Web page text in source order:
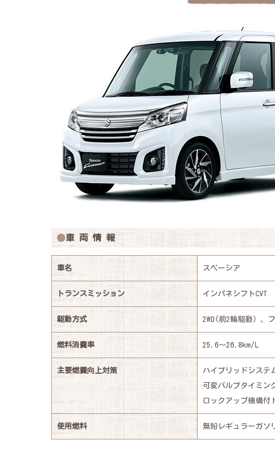
車 両 情 報
車名 スペーシア
トランスミッション インパネシフトCVT
駆動方式 2WD(前2輪駆動）、
燃料消費率 25.6～26.8km/L
主要燃費向上対策
ハイブリッドシステ
可変バルブタイミン
ロックアップ機構付
使用燃料 無鉛レギュラーガソ